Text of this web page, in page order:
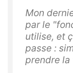
Mon
par le
utilise, et
passe :
prendre la